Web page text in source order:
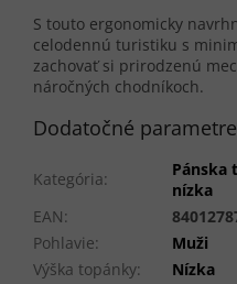
S touto ergonomicky
celodennú turistiku s
zachovať si prirodzenú
náročných chodníkoch.
Dodatočné parametre
Kategória:
Pánska
nízka
EAN:
Pohlavie:
Muži
Výška topánky:
Nízka